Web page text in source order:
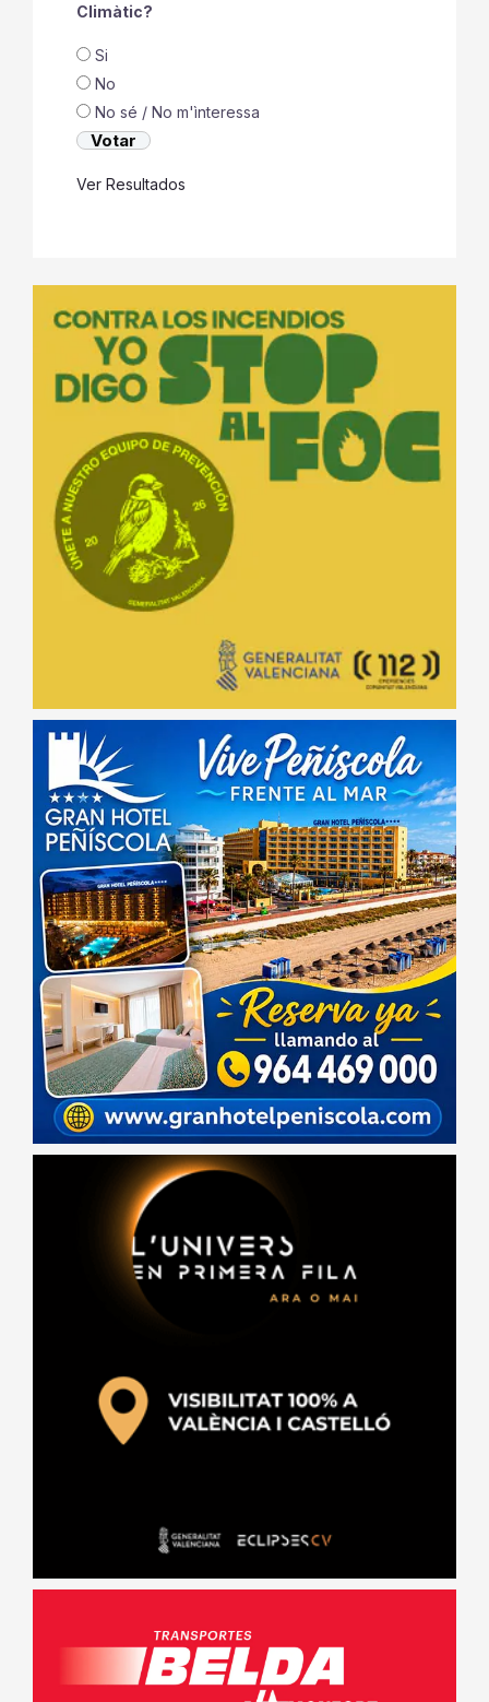
Climàtic?
Si
No
No sé / No m'ìnteressa
Ver Resultados